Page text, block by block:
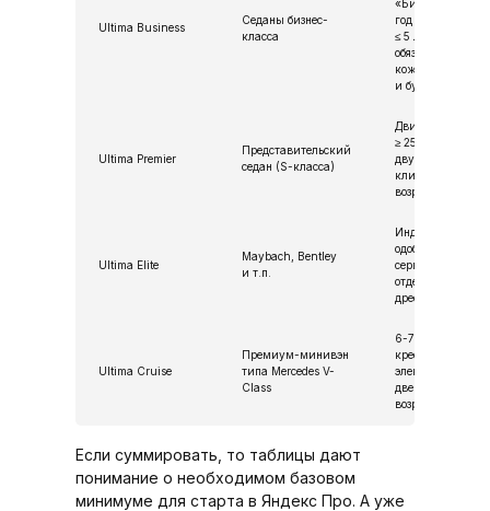
Ultima Business
Седаны бизнес-
класса
«Бизнеса», но
год выпуска
≤ 5 лет,
обязательна
кожа
и бутылки воды
Ultima Premier
Представительский
седан (S-класса)
Двигатель
≥ 250 л.с.,
двухзонный
климат,
возраст ≤ 4 лет
Ultima Elite
Maybach, Bentley
и т.п.
Индивидуальное
одобрение
сервиса,
отдельный
дресс-код
Ultima Cruise
Премиум-минивэн
типа Mercedes V-
Class
6-7 кожаных
кресел,
электрические
двери,
возраст ≤ 5 лет
Если суммировать, то таблицы дают
понимание о необходимом базовом
минимуме для старта в Яндекс Про. А уже